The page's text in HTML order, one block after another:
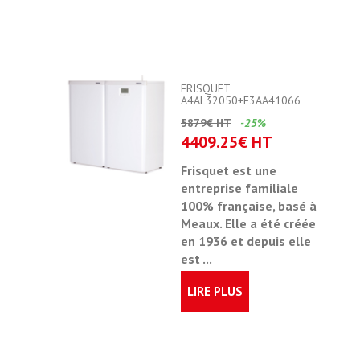
FRISQUET
A4AL32050+F3AA41066
5879€ HT
-25%
4409.25€ HT
Frisquet est une
entreprise familiale
100% française, basé à
Meaux. Elle a été créée
en 1936 et depuis elle
est ...
LIRE PLUS